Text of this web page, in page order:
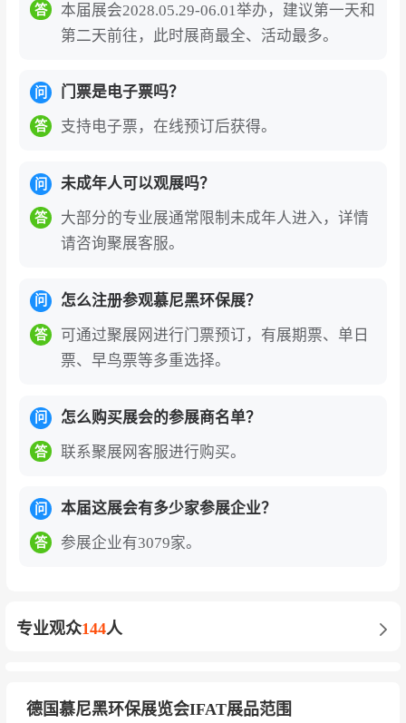
答
本届展会2028.05.29-06.01举办，建议第一天和
第二天前往，此时展商最全、活动最多。
问 门票是电子票吗？
答 支持电子票，在线预订后获得。
问 未成年人可以观展吗？
答
大部分的专业展通常限制未成年人进入，详情
请咨询聚展客服。
问 怎么注册参观慕尼黑环保展？
答
可通过聚展网进行门票预订，有展期票、单日
票、早鸟票等多重选择。
问 怎么购买展会的参展商名单？
答 联系聚展网客服进行购买。
问 本届这展会有多少家参展企业？
答 参展企业有3079家。
专业观众144人
德国慕尼黑环保展览会IFAT展品范围